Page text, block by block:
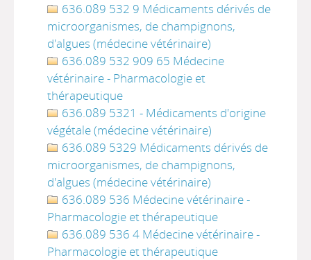
636.089 532 9 Médicaments dérivés de
microorganismes, de champignons,
d'algues (médecine vétérinaire)
636.089 532 909 65 Médecine
vétérinaire - Pharmacologie et
thérapeutique
636.089 5321 - Médicaments d'origine
végétale (médecine vétérinaire)
636.089 5329 Médicaments dérivés de
microorganismes, de champignons,
d'algues (médecine vétérinaire)
636.089 536 Médecine vétérinaire -
Pharmacologie et thérapeutique
636.089 536 4 Médecine vétérinaire -
Pharmacologie et thérapeutique